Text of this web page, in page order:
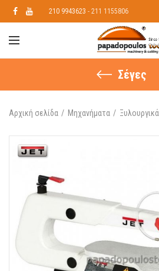
210 9943623 - 211 1155806
Σέγες
Αρχική σελίδα Μηχανήματα Ξυλουργικά